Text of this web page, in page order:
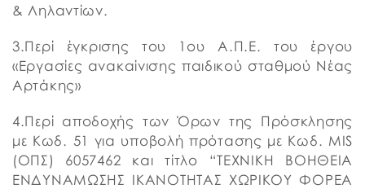
& Ληλαντίων.
3.Περί έγκρισης του 1ου Α.Π.Ε. του έργου
«Εργασίες ανακαίνισης παιδικού σταθμού Νέας
Αρτάκης»
4.Περί αποδοχής των Όρων της Πρόσκλησης
με Κωδ. 51 για υποβολή πρότασης με Κωδ. MIS
(ΟΠΣ) 6057462 και τίτλο “ΤΕΧΝΙΚΗ ΒΟΗΘΕΙΑ
ΕΝΔΥΝΑΜΩΣΗΣ ΙΚΑΝΟΤΗΤΑΣ ΧΩΡΙΚΟΥ ΦΟΡΕΑ